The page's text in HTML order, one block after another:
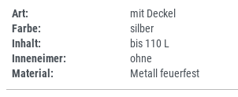
Art:
mit Deckel
Farbe:
silber
Inhalt:
bis 110 L
Inneneimer:
ohne
Material:
Metall feuerfest